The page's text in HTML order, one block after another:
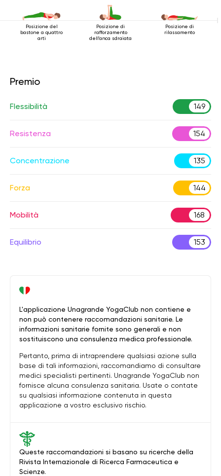
Posizione del
bastone a quattro
arti
Posizione di
rafforzamento
dell'anca sdraiata
Posizione di
rilassamento
Premio
Flessibilità 149
Resistenza 154
Concentrazione 135
Forza 144
Mobilità 168
Equilibrio 153
Queste raccomandazioni si basano su ricerche della
Rivista Internazionale di Ricerca Farmaceutica e
Scienze.
L'applicazione Unagrande YogaClub non contiene e
non può contenere raccomandazioni sanitarie. Le
informazioni sanitarie fornite sono generali e non
sostituiscono una consulenza medica professionale.
Pertanto, prima di intraprendere qualsiasi azione sulla
base di tali informazioni, raccomandiamo di consultare
medici specialisti pertinenti. Unagrande YogaClub non
fornisce alcuna consulenza sanitaria. Usate o contate
su qualsiasi informazione contenuta in questa
applicazione a vostro esclusivo rischio.